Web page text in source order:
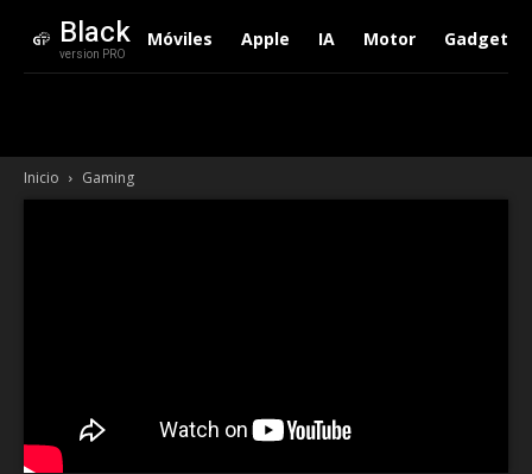
Black
version PRO
Móviles Apple IA Motor Gadgets
Inicio Gaming